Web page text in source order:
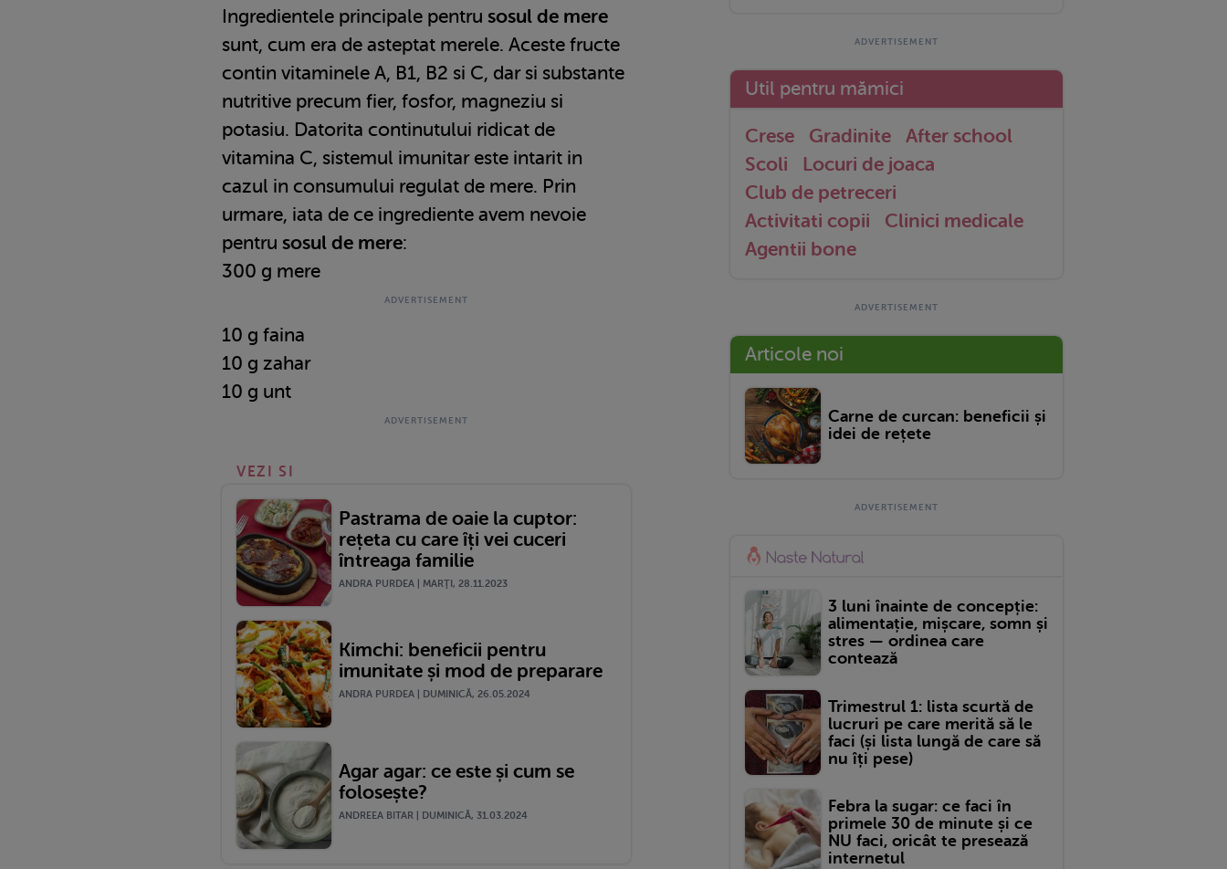
Ingredientele principale pentru sosul de mere
sunt, cum era de asteptat merele. Aceste fructe
contin vitaminele A, B1, B2 si C, dar si substante
nutritive precum fier, fosfor, magneziu si
potasiu. Datorita continutului ridicat de
vitamina C, sistemul imunitar este intarit in
cazul in consumului regulat de mere. Prin
urmare, iata de ce ingrediente avem nevoie
pentru sosul de mere:
300 g mere
10 g faina
10 g zahar
10 g unt
VEZI SI
Pastrama de oaie la cuptor:
rețeta cu care îți vei cuceri
întreaga familie
ANDRA PURDEA | MARŢI, 28.11.2023
Kimchi: beneficii pentru
imunitate și mod de preparare
ANDRA PURDEA | DUMINICĂ, 26.05.2024
Agar agar: ce este și cum se
folosește?
ANDREEA BITAR | DUMINICĂ, 31.03.2024
Util pentru mămici
Crese Gradinite
After school
Scoli
Locuri de joaca
Club de petreceri
Activitati copii
Clinici medicale
Agentii bone
Articole noi
Carne de curcan: beneficii și
idei de rețete
3 luni înainte de concepție:
alimentație, mișcare, somn și
stres — ordinea care
contează
Trimestrul 1: lista scurtă de
lucruri pe care merită să le
faci (și lista lungă de care să
nu îți pese)
Febra la sugar: ce faci în
primele 30 de minute și ce
NU faci, oricât te presează
internetul